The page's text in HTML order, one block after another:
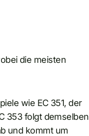
die meisten
wie EC 351, der
353 folgt demselben
und kommt um